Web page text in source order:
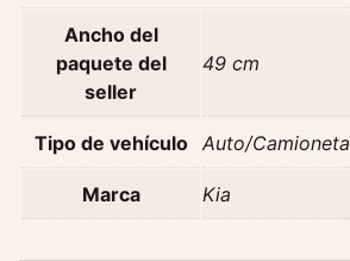
t
Ancho del
paquete del
seller
49 cm
Tipo de vehículo Auto/Camioneta
Marca Kia